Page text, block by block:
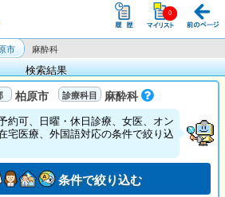
市 麻酔科
検索結果
柏原市 麻酔科
約可、日曜・休日診療、女医、オン
宅医療、外国語対応の条件で絞り込
条件で絞り込む